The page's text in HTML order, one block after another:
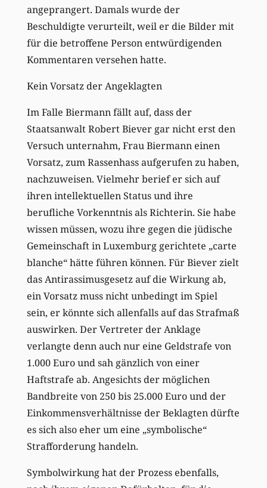
angeprangert. Damals wurde der
Beschuldigte verurteilt, weil er die Bilder mit
für die betroffene Person entwürdigenden
Kommentaren versehen hatte.
Kein Vorsatz der Angeklagten
Im Falle Biermann fällt auf, dass der
Staatsanwalt Robert Biever gar nicht erst den
Versuch unternahm, Frau Biermann einen
Vorsatz, zum Rassenhass aufgerufen zu haben,
nachzuweisen. Vielmehr berief er sich auf
ihren intellektuellen Status und ihre
berufliche Vorkenntnis als Richterin. Sie habe
wissen müssen, wozu ihre gegen die jüdische
Gemeinschaft in Luxemburg gerichtete „carte
blanche“ hätte führen können. Für Biever zielt
das Antirassimusgesetz auf die Wirkung ab,
ein Vorsatz muss nicht unbedingt im Spiel
sein, er könnte sich allenfalls auf das Strafmaß
auswirken. Der Vertreter der Anklage
verlangte denn auch nur eine Geldstrafe von
1.000 Euro und sah gänzlich von einer
Haftstrafe ab. Angesichts der möglichen
Bandbreite von 250 bis 25.000 Euro und der
Einkommensverhältnisse der Beklagten dürfte
es sich also eher um eine „symbolische“
Strafforderung handeln.
Symbolwirkung hat der Prozess ebenfalls,